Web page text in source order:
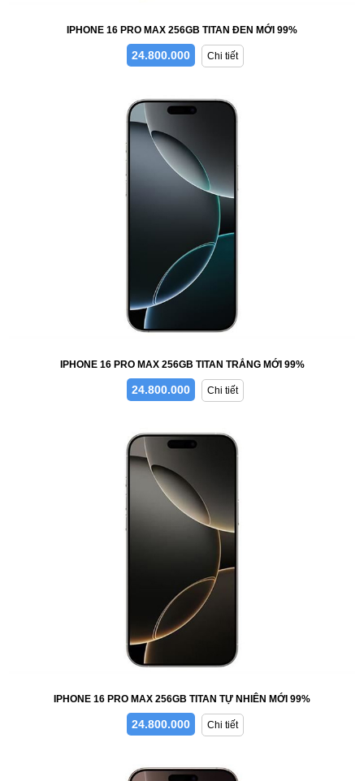
IPHONE 16 PRO MAX 256GB TITAN ĐEN MỚI 99%
24.800.000 Chi tiết
IPHONE 16 PRO MAX 256GB TITAN TRẮNG MỚI 99%
24.800.000 Chi tiết
IPHONE 16 PRO MAX 256GB TITAN TỰ NHIÊN MỚI 99%
24.800.000 Chi tiết